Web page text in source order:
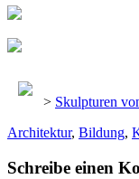
> Skulpturen
Architektur, Bildung,
Schreibe einen